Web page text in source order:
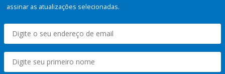
assinar as atualizações selecionadas.